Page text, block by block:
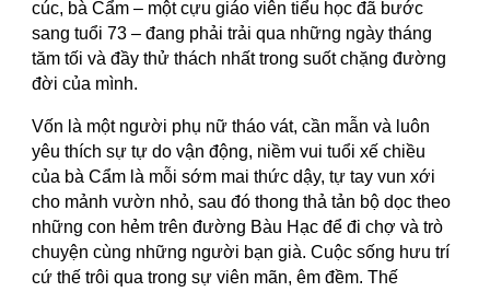
cúc, bà Cẩm – một cựu giáo viên tiểu học đã bước
sang tuổi 73 – đang phải trải qua những ngày tháng
tăm tối và đầy thử thách nhất trong suốt chặng đường
đời của mình.
Vốn là một người phụ nữ tháo vát, cần mẫn và luôn
yêu thích sự tự do vận động, niềm vui tuổi xế chiều
của bà Cẩm là mỗi sớm mai thức dậy, tự tay vun xới
cho mảnh vườn nhỏ, sau đó thong thả tản bộ dọc theo
những con hẻm trên đường Bàu Hạc để đi chợ và trò
chuyện cùng những người bạn già. Cuộc sống hưu trí
cứ thế trôi qua trong sự viên mãn, êm đềm. Thế